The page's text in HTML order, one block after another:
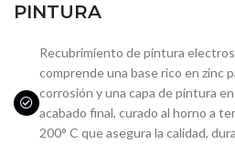
PINTURA
Recubrimiento de pintura
comprende una base rico en zinc
corrosión y una capa de pintura
acabado final, curado al horno a
200° C que asegura la calidad,